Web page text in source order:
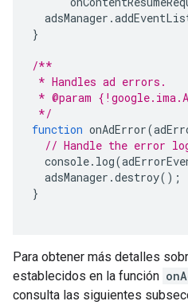
adsManager .
}
/**
* Handles ad errors.
* @param
*/
function onAdError(
// Handle the error
console. log(
adsManager .destroy();
}
Para obtener más detalles
establecidos en la función
consulta las siguientes